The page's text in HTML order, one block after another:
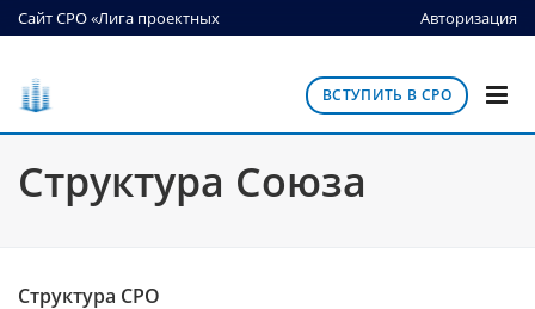
Сайт СРО «Лига проектных
организаций»
Авторизация
ВСТУПИТЬ В СРО
Структура Союза
Структура СРО